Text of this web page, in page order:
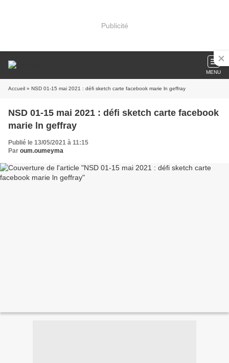
Publicité
MENU
Accueil » NSD 01-15 mai 2021 : défi sketch carte facebook marie ln geffray
NSD 01-15 mai 2021 : défi sketch carte facebook
marie ln geffray
Publié le 13/05/2021 à 11:15
Par oum.oumeyma